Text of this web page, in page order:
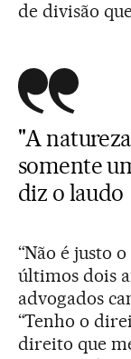
de divisão
"A
somente
diz o laudo
“Não é justo
últimos dois
advogados
“Tenho o
direito que